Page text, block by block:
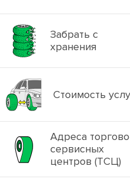
Забрать с
хранения
Стоимость
Адреса
сервисных
центров (ТСЦ)